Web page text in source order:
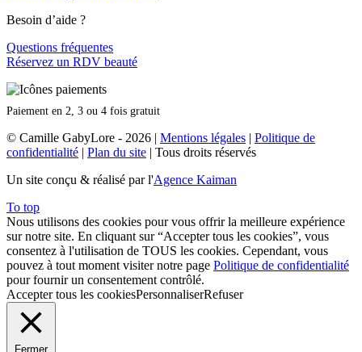
Besoin d’aide ?
Questions fréquentes
Réservez un RDV beauté
Paiement en 2, 3 ou 4 fois gratuit
© Camille GabyLore - 2026 | Mentions légales | Politique de
confidentialité | Plan du site | Tous droits réservés
Un site conçu & réalisé par l'Agence Kaiman
To top
Nous utilisons des cookies pour vous offrir la meilleure expérience
sur notre site. En cliquant sur “Accepter tous les cookies”, vous
consentez à l'utilisation de TOUS les cookies. Cependant, vous
pouvez à tout moment visiter notre page Politique de confidentialité
pour fournir un consentement contrôlé.
Accepter tous les cookiesPersonnaliserRefuser
Fermer